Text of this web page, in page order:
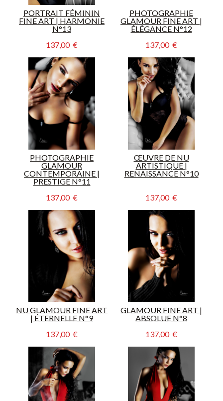
PORTRAIT FÉMININ
FINE ART | HARMONIE
N°13
137,00  €
PHOTOGRAPHIE
GLAMOUR FINE ART |
ÉLÉGANCE N°12
137,00  €
PHOTOGRAPHIE
GLAMOUR
CONTEMPORAINE |
PRESTIGE N°11
137,00  €
ŒUVRE DE NU
ARTISTIQUE |
RENAISSANCE N°10
137,00  €
NU GLAMOUR FINE ART
| ÉTERNELLE N°9
137,00  €
GLAMOUR FINE ART |
ABSOLUE N°8
137,00  €